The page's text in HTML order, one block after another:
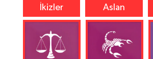
İkizler Aslan